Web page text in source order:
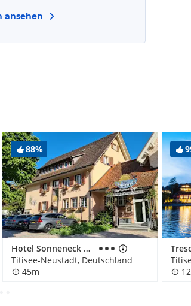
ansehen
88%
Hotel Sonneneck Titisee - Adults only
Titisee-Neustadt, Deutschland
45m